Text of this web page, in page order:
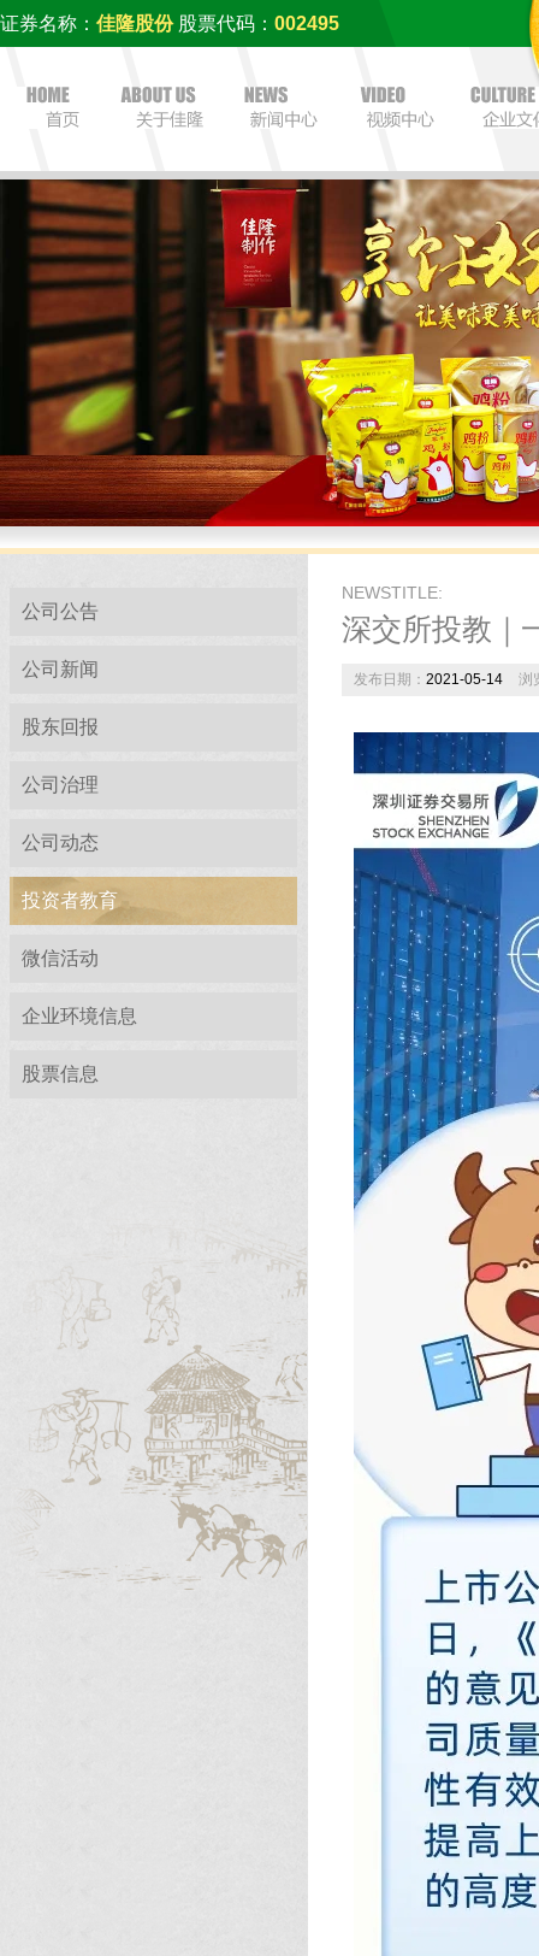
证券名称： 佳隆股份股票代码： 002495
公司公告
公司新闻
股东回报
公司治理
公司动态
投资者教育
微信活动
企业环境信息
股票信息
NEWSTITLE:
深交所投教｜
发布日期： 2021-05-14 浏